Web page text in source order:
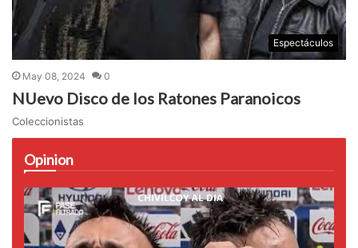
Espectáculos
May 08, 2024 0
NUevo Disco de los Ratones Paranoicos
Coleccionistas
Opinion